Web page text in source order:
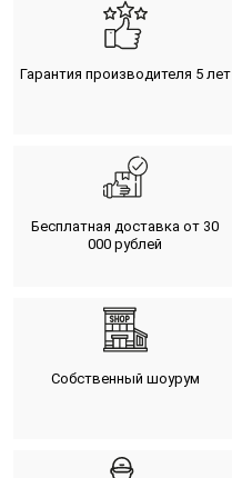
Гарантия производителя 5 лет
Бесплатная доставка от 30
000 рублей
Собственный шоурум